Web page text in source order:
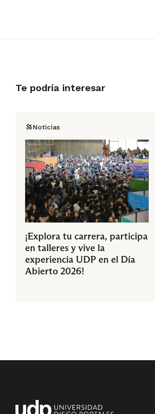
Te podría interesar
Noticias
¡Explora tu carrera, participa
en talleres y vive la
experiencia UDP en el Día
Abierto 2026!